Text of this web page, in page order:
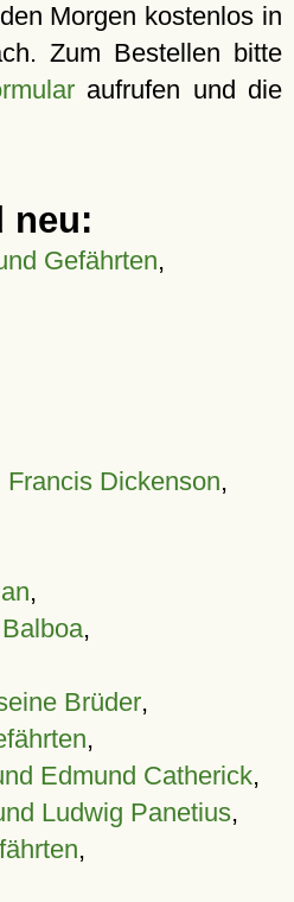
Morgen kostenlos in
Zum Bestellen bitte
aufrufen und die
neu:
Gefährten,
Dickenson,
,
,
Brüder,
,
Edmund Catherick,
Ludwig Panetius,
,